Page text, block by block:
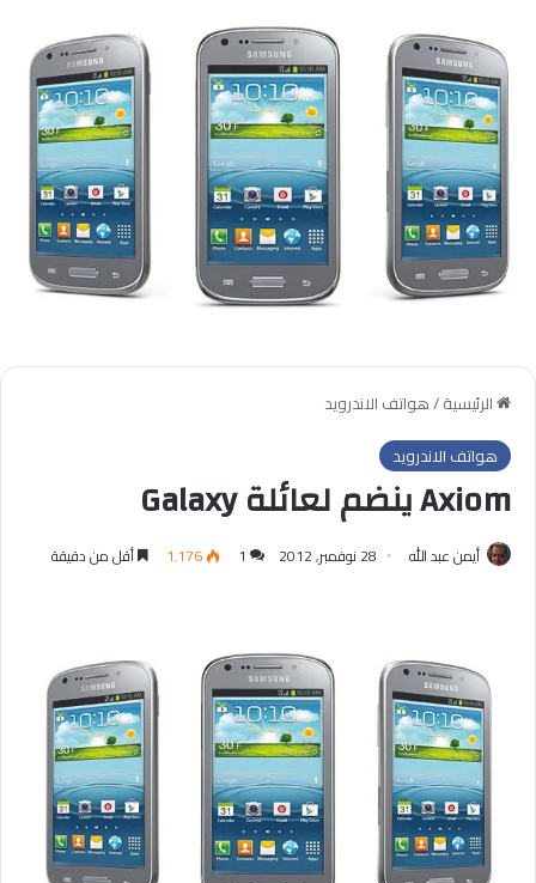
الرئيسية/هواتف الاندرويد
هواتف الاندرويد
Axiom ينضم لعائلة Galaxy
أيمن عبد الله 28 نوفمبر, 2012 1 1٬176 أقل من دقيقة